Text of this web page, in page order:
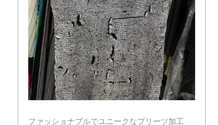
ファッショナブルでユニークなプリーツ加工